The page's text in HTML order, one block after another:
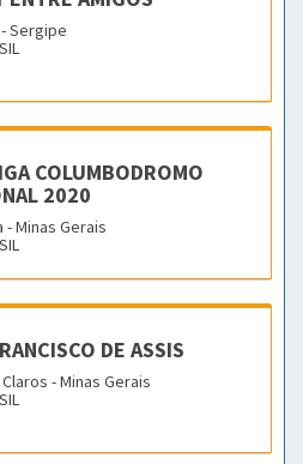
Sergipe
COLUMBODROMO
2020
- Minas Gerais
DE ASSIS
- Minas Gerais